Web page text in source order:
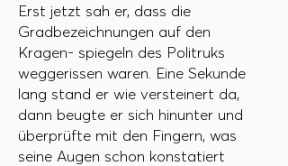
Erst jetzt sah er, dass die
Gradbezeichnungen auf den
Kragen- spiegeln des Politruks
weggerissen waren. Eine Sekunde
lang stand er wie versteinert da,
dann beugte er sich hinunter und
überprüfte mit den Fingern, was
seine Augen schon konstatiert